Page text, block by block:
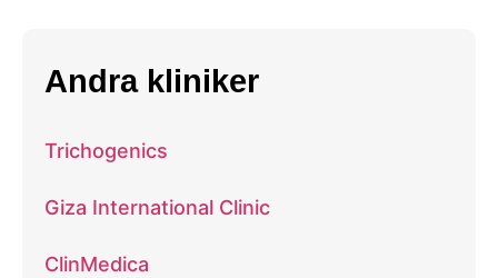
Andra kliniker
Trichogenics
Giza International Clinic
ClinMedica